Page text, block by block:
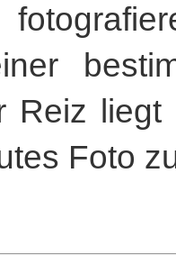
liegt
Foto